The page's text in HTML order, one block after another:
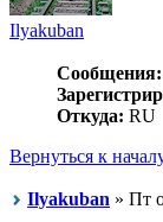
Ilyakuban
Сообщения:
Откуда: RU
Вернуться к
Ilyakuban » Пт